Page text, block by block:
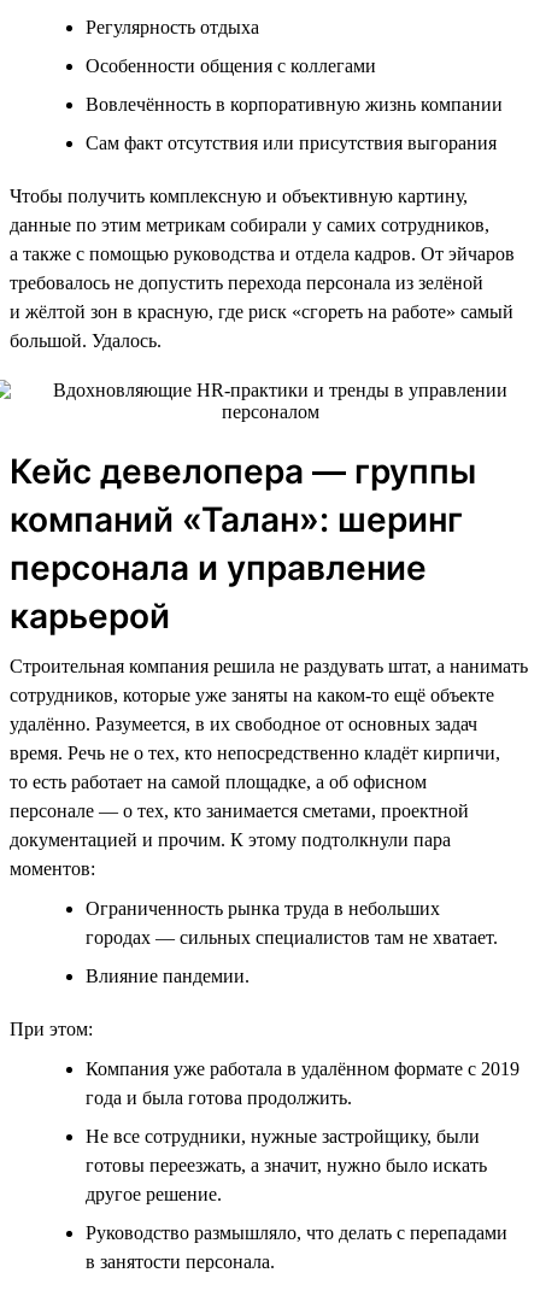
Регулярность отдыха
Особенности общения с коллегами
Вовлечённость в корпоративную жизнь компании
Сам факт отсутствия или присутствия выгорания
Чтобы получить комплексную и объективную картину,
данные по этим метрикам собирали у самих сотрудников,
а также с помощью руководства и отдела кадров. От эйчаров
требовалось не допустить перехода персонала из зелёной
и жёлтой зон в красную, где риск «сгореть на работе» самый
большой. Удалось.
Кейс девелопера — группы
компаний «Талан»: шеринг
персонала и управление
карьерой
Строительная компания решила не раздувать штат, а нанимать
сотрудников, которые уже заняты на каком-то ещё объекте
удалённо. Разумеется, в их свободное от основных задач
время. Речь не о тех, кто непосредственно кладёт кирпичи,
то есть работает на самой площадке, а об офисном
персонале — о тех, кто занимается сметами, проектной
документацией и прочим. К этому подтолкнули пара
моментов:
Ограниченность рынка труда в небольших
городах — сильных специалистов там не хватает.
Влияние пандемии.
При этом:
Компания уже работала в удалённом формате с 2019
года и была готова продолжить.
Не все сотрудники, нужные застройщику, были
готовы переезжать, а значит, нужно было искать
другое решение.
Руководство размышляло, что делать с перепадами
в занятости персонала.